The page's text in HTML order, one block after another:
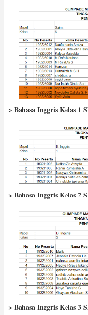
> Bahasa Inggris Kelas 1
> Bahasa Inggris Kelas 2
> Bahasa Inggris Kelas 3